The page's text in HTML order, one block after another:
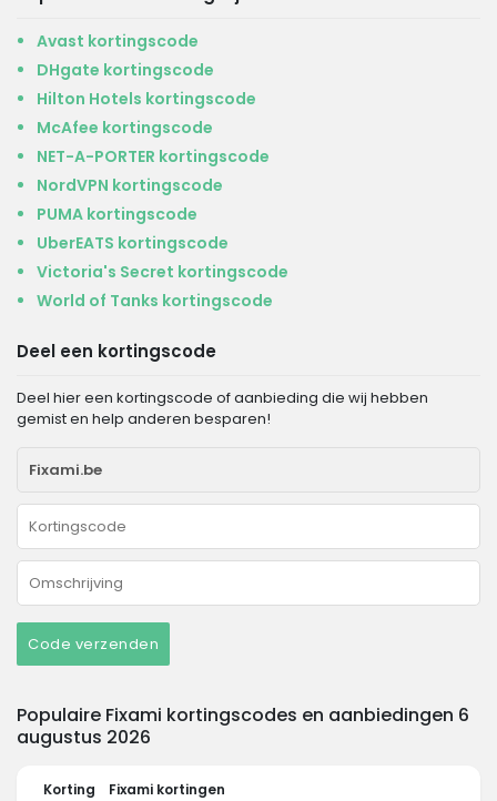
Avast kortingscode
DHgate kortingscode
Hilton Hotels kortingscode
McAfee kortingscode
NET-A-PORTER kortingscode
NordVPN kortingscode
PUMA kortingscode
UberEATS kortingscode
Victoria's Secret kortingscode
World of Tanks kortingscode
Deel een kortingscode
Deel hier een kortingscode of aanbieding die wij hebben
gemist en help anderen besparen!
Code verzenden
Populaire Fixami kortingscodes en aanbiedingen 6
augustus 2026
Korting Fixami kortingen